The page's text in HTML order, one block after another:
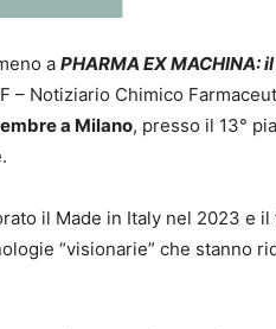
a PHARMA EX
– Notiziario Chimico
a Milano, presso il 13°
il Made in Italy nel 2023 e
“visionarie” che stanno